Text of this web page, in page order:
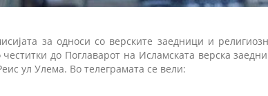
за односи со верските заедници и
честитки до Поглаварот на Исламската верска
ул Улема. Во телеграмата се вели: